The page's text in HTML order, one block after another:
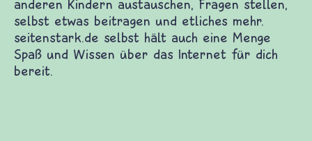
dich zu vielen guten Kinderwebsites. Dort
Filme auf dich und Informationen zu vielen
Du kannst dich mit anderen Kindern
stellen, selbst etwas beitragen und etliches
selbst hält auch eine Menge Spaß und